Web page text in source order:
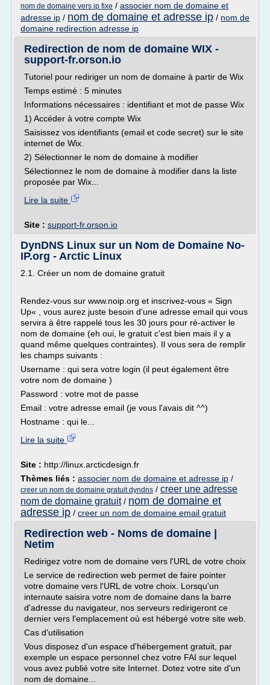
nom de domaine vers ip fixe / associer nom de domaine et
adresse ip / nom de domaine et adresse ip / nom de
domaine redirection adresse ip
Redirection de nom de domaine WIX -
support-fr.orson.io
Tutoriel pour rediriger un nom de domaine à partir de Wix
Temps estimé : 5 minutes
Informations nécessaires : identifiant et mot de passe Wix
1) Accéder à votre compte Wix
Saisissez vos identifiants (email et code secret) sur le site
internet de Wix.
2) Sélectionner le nom de domaine à modifier
Sélectionnez le nom de domaine à modifier dans la liste
proposée par Wix...
Lire la suite
Site : support-fr.orson.io
DynDNS Linux sur un Nom de Domaine No-
IP.org - Arctic Linux
2.1. Créer un nom de domaine gratuit
Rendez-vous sur www.noip.org et inscrivez-vous « Sign
Up« , vous aurez juste besoin d'une adresse email qui vous
servira à être rappelé tous les 30 jours pour ré-activer le
nom de domaine (eh oui, le gratuit c'est bien mais il y a
quand même quelques contraintes). Il vous sera de remplir
les champs suivants :
Username : qui sera votre login (il peut également être
votre nom de domaine )
Password : votre mot de passe
Email : votre adresse email (je vous l'avais dit ^^)
Hostname : qui le...
Lire la suite
Site : http://linux.arcticdesign.fr
Thèmes liés : associer nom de domaine et adresse ip /
creer un nom de domaine gratuit dyndns / creer une adresse
nom de domaine gratuit/ nom de domaine et
adresse ip / creer un nom de domaine email gratuit
Redirection web - Noms de domaine |
Netim
Redirigez votre nom de domaine vers l'URL de votre choix
Le service de redirection web permet de faire pointer
votre domaine vers l'URL de votre choix. Lorsqu'un
internaute saisira votre nom de domaine dans la barre
d'adresse du navigateur, nos serveurs redirigeront ce
dernier vers l'emplacement où est hébergé votre site web.
Cas d'utilisation
Vous disposez d'un espace d'hébergement gratuit, par
exemple un espace personnel chez votre FAI sur lequel
vous avez publié votre site Internet. Dotez votre site d'un
nom de domaine...